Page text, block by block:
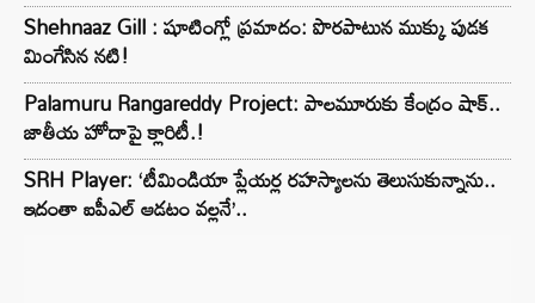
Shehnaaz Gill : షూటింగ్లో ప్రమాదం: పొరపాటున ముక్కు పుడక
మింగేసిన నటి!
Palamuru Rangareddy Project: పాలమూరుకు కేంద్రం షాక్..
జాతీయ హోదాపై క్లారిటీ.!
SRH Player: ‘టీమిండియా ప్లేయర్ల రహస్యాలను తెలుసుకున్నాను..
ఇదంతా ఐపీఎల్ ఆడటం వల్లనే’..